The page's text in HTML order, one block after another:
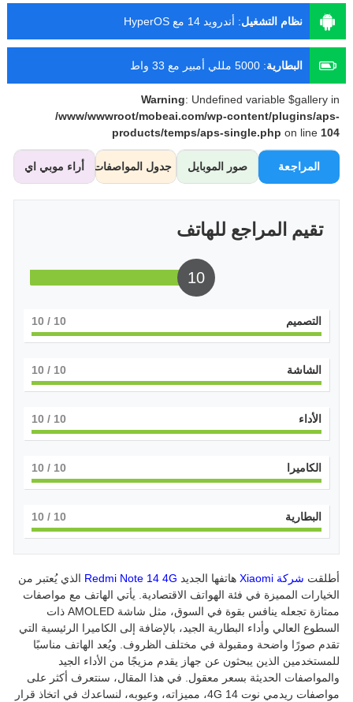
نظام التشغيل: أندرويد 14 مع HyperOS
البطارية: 5000 مللي أمبير مع 33 واط
Warning: Undefined variable $gallery in
/www/wwwroot/mobeai.com/wp-content/plugins/aps-
products/temps/aps-single.php on line 104
المراجعة صور الموبايل جدول المواصفات أراء موبي اي
تقيم المراجع للهاتف
10
التصميم 10
/ 10
الشاشة 10
/ 10
الأداء 10
/ 10
الكاميرا 10
/ 10
البطارية 10
/ 10
أطلقت شركة Xiaomi هاتفها الجديد Redmi Note 14 4G الذي يُعتبر من
الخيارات المميزة في فئة الهواتف الاقتصادية. يأتي الهاتف مع مواصفات
ممتازة تجعله ينافس بقوة في السوق، مثل شاشة AMOLED ذات
السطوع العالي وأداء البطارية الجيد، بالإضافة إلى الكاميرا الرئيسية التي
تقدم صورًا واضحة ومقبولة في مختلف الظروف. ويُعد الهاتف مناسبًا
للمستخدمين الذين يبحثون عن جهاز يقدم مزيجًا من الأداء الجيد
والمواصفات الحديثة بسعر معقول. في هذا المقال، سنتعرف أكثر على
مواصفات ريدمي نوت 14 4G، مميزاته، وعيوبه، لنساعدك في اتخاذ قرار